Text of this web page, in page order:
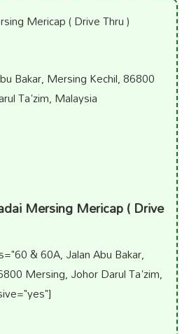
Bakar, Mersing Kechil, 86800
Ta'zim, Malaysia
Mersing Mericap ( Drive
& 60A, Jalan Abu Bakar,
Mersing, Johor Darul Ta'zim,